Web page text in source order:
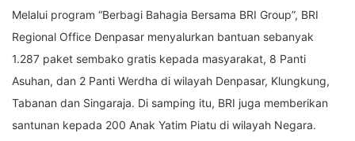
Melalui program “Berbagi Bahagia Bersama BRI Group”, BRI
Regional Office Denpasar menyalurkan bantuan sebanyak
1.287 paket sembako gratis kepada masyarakat, 8 Panti
Asuhan, dan 2 Panti Werdha di wilayah Denpasar, Klungkung,
Tabanan dan Singaraja. Di samping itu, BRI juga memberikan
santunan kepada 200 Anak Yatim Piatu di wilayah Negara.